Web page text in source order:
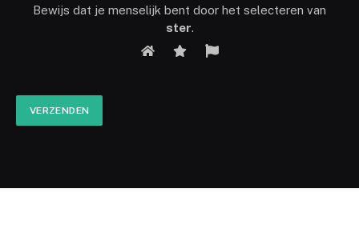
Bewijs dat je menselijk bent door het selecteren van
ster.